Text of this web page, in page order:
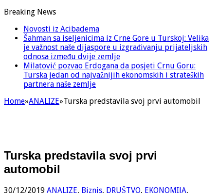
Breaking News
Novosti iz Acibadema
Šahman sa iseljenicima iz Crne Gore u Turskoj: Velika
je važnost naše dijaspore u izgrađivanju prijateljskih
odnosa između dvije zemlje
Milatović pozvao Erdogana da posjeti Crnu Goru:
Turska jedan od najvažnijih ekonomskih i strateških
partnera naše zemlje
Home»ANALIZE»Turska predstavila svoj prvi automobil
Turska predstavila svoj prvi
automobil
30/12/2019 ANALIZE, Biznis, DRUŠTVO, EKONOMIJA,